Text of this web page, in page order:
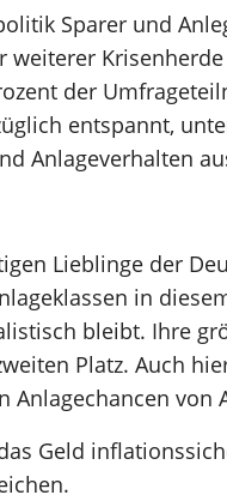
Sparer und
der
entspannt,
Anlageverhalten
Lieblinge der
in
bleibt. Ihre
Platz. Auch
von
Geld